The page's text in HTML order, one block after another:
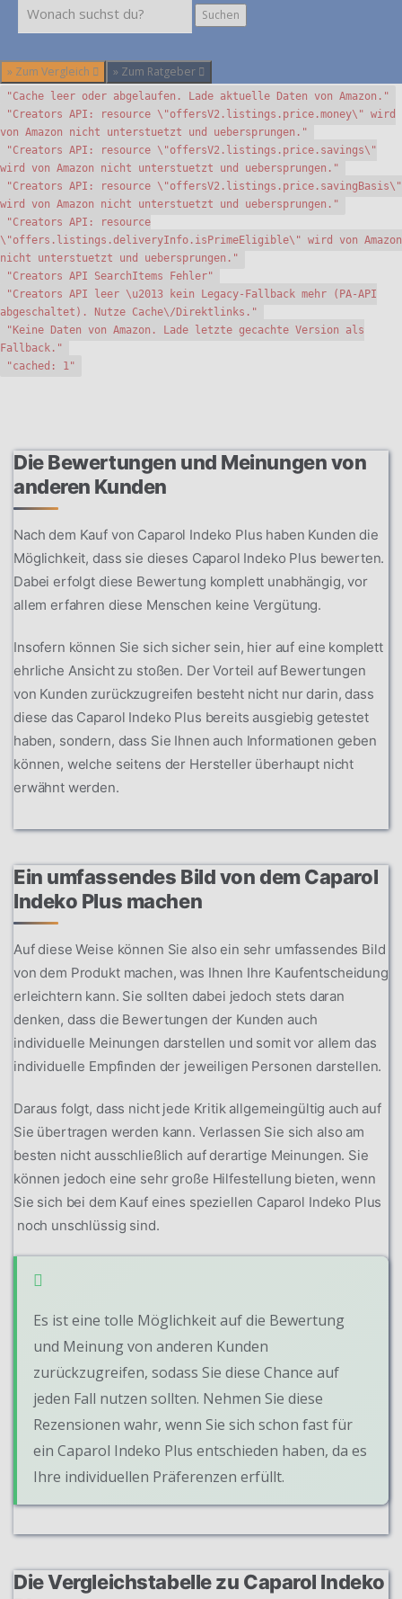
Suchen
» Zum Vergleich » Zum Ratgeber
"Cache leer oder abgelaufen. Lade aktuelle Daten von Amazon."
"Creators API: resource \"offersV2.listings.price.money\" wird
von Amazon nicht unterstuetzt und uebersprungen."
"Creators API: resource \"offersV2.listings.price.savings\"
wird von Amazon nicht unterstuetzt und uebersprungen."
"Creators API: resource \"offersV2.listings.price.savingBasis\"
wird von Amazon nicht unterstuetzt und uebersprungen."
"Creators API: resource
\"offers.listings.deliveryInfo.isPrimeEligible\" wird von Amazon
nicht unterstuetzt und uebersprungen."
"Creators API SearchItems Fehler"
"Creators API leer \u2013 kein Legacy-Fallback mehr (PA-API
abgeschaltet). Nutze Cache\/Direktlinks."
"Keine Daten von Amazon. Lade letzte gecachte Version als
Fallback."
"cached: 1"
Die Bewertungen und Meinungen von
anderen Kunden
Nach dem Kauf von Caparol Indeko Plus haben Kunden die
Möglichkeit, dass sie dieses Caparol Indeko Plus bewerten.
Dabei erfolgt diese Bewertung komplett unabhängig, vor
allem erfahren diese Menschen keine Vergütung.
Insofern können Sie sich sicher sein, hier auf eine komplett
ehrliche Ansicht zu stoßen. Der Vorteil auf Bewertungen
von Kunden zurückzugreifen besteht nicht nur darin, dass
diese das Caparol Indeko Plus bereits ausgiebig getestet
haben, sondern, dass Sie Ihnen auch Informationen geben
können, welche seitens der Hersteller überhaupt nicht
erwähnt werden.
Ein umfassendes Bild von dem Caparol
Indeko Plus machen
Auf diese Weise können Sie also ein sehr umfassendes Bild
von dem Produkt machen, was Ihnen Ihre Kaufentscheidung
erleichtern kann. Sie sollten dabei jedoch stets daran
denken, dass die Bewertungen der Kunden auch
individuelle Meinungen darstellen und somit vor allem das
individuelle Empfinden der jeweiligen Personen darstellen.
Daraus folgt, dass nicht jede Kritik allgemeingültig auch auf
Sie übertragen werden kann. Verlassen Sie sich also am
besten nicht ausschließlich auf derartige Meinungen. Sie
können jedoch eine sehr große Hilfestellung bieten, wenn
Sie sich bei dem Kauf eines speziellen Caparol Indeko Plus
noch unschlüssig sind.
Es ist eine tolle Möglichkeit auf die Bewertung
und Meinung von anderen Kunden
zurückzugreifen, sodass Sie diese Chance auf
jeden Fall nutzen sollten. Nehmen Sie diese
Rezensionen wahr, wenn Sie sich schon fast für
ein Caparol Indeko Plus entschieden haben, da es
Ihre individuellen Präferenzen erfüllt.
Die Vergleichstabelle zu Caparol Indeko